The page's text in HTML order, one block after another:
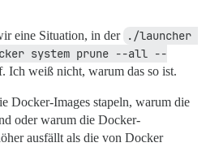
eine Situation, in der ./launcher
system prune --all --
Ich weiß nicht, warum das so ist.
Docker-Images stapeln, warum die
oder warum die Docker-
ausfällt als die von Docker